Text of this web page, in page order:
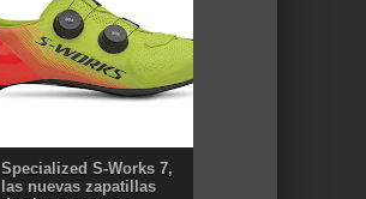
Specialized S-Works 7,
las nuevas zapatillas